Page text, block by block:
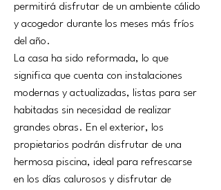
permitirá disfrutar de un ambiente cálido
y acogedor durante los meses más fríos
del año.
La casa ha sido reformada, lo que
significa que cuenta con instalaciones
modernas y actualizadas, listas para ser
habitadas sin necesidad de realizar
grandes obras. En el exterior, los
propietarios podrán disfrutar de una
hermosa piscina, ideal para refrescarse
en los días calurosos y disfrutar de